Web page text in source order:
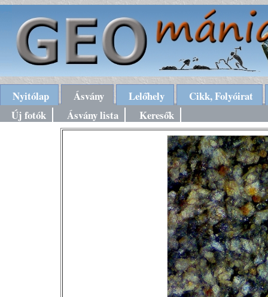
Nyitólap Ásvány Lelőhely
Cikk, Folyóirat
Új fotók
Ásvány lista Keresők